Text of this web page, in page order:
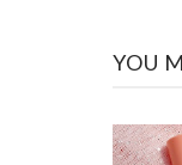
YOU